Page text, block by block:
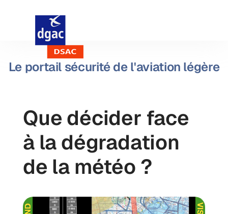
Le portail sécurité de l'aviation légère
Que décider face
à la dégradation
de la météo ?